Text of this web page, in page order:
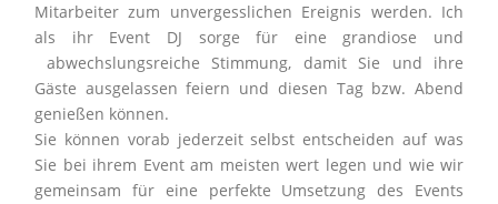
Mitarbeiter zum unvergesslichen Ereignis werden. Ich
als ihr Event DJ sorge für eine grandiose und
abwechslungsreiche Stimmung, damit Sie und ihre
Gäste ausgelassen feiern und diesen Tag bzw. Abend
genießen können.
Sie können vorab jederzeit selbst entscheiden auf was
Sie bei ihrem Event am meisten wert legen und wie wir
gemeinsam für eine perfekte Umsetzung des Events